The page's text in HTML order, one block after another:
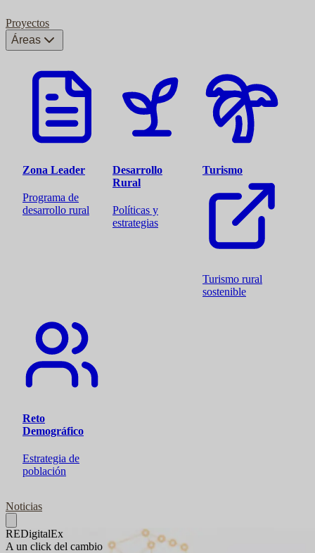
Proyectos
Áreas
Zona Leader
Programa de
desarrollo rural
Desarrollo
Rural
Políticas y
estrategias
Turismo
Turismo rural
sostenible
Reto
Demográfico
Estrategia de
población
Noticias
Guía Turística Extremadura Rural
24 destinos turísticos en Extremadura